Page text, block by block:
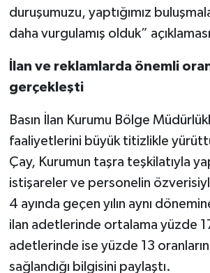
duruşumuzu, yaptığımız
daha vurgulamış olduk”
İlan ve reklamlarda önemli
gerçekleşti
Basın İlan Kurumu Bölge
faaliyetlerini büyük titizlikle
Çay, Kurumun taşra teşkilatıyla
istişareler ve personelin
4 ayında geçen yılın aynı
ilan adetlerinde ortalama yüzde
adetlerinde ise yüzde 13
sağlandığı bilgisini paylaştı.